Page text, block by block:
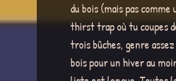
du bois (mais pas comme
thirst trap où tu coupes
trois bûches, genre assez
bois pour un hiver au